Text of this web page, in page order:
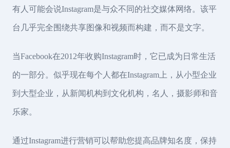
有人可能会说Instagram是与众不同的社交媒体网络。该平
台几乎完全围绕共享图像和视频而构建，而不是文字。
当Facebook在2012年收购Instagram时，它已成为日常生活
的一部分。似乎现在每个人都在Instagram上，从小型企业
到大型企业，从新闻机构到文化机构，名人，摄影师和音
乐家。
通过Instagram进行营销可以帮助您提高品牌知名度，保持